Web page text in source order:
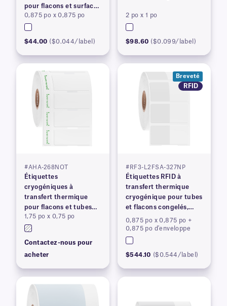
pour flacons et surfaces
congelés
0,875 po x 0,875 po
$44.00 ($0.044/label)
2 po x 1 po
$98.60 ($0.099/label)
#AHA-268NOT
Étiquettes
cryogéniques à
transfert thermique
pour flacons et tubes
congelés
1,75 po x 0,75 po
Contactez-nous pour
acheter
Breveté
RFID
#RF3-L2FSA-327NP
Étiquettes RFID à
transfert thermique
cryogénique pour tubes
et flacons congelés,
brevetées
0,875 po x 0,875 po +
0,875 po d'enveloppe
$544.10 ($0.544/label)